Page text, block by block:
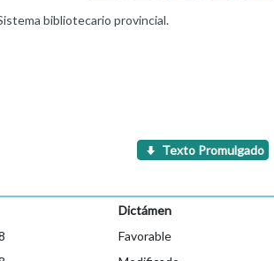
bibliotecario provincial.
Texto Promulgado
Dictámen
Favorable